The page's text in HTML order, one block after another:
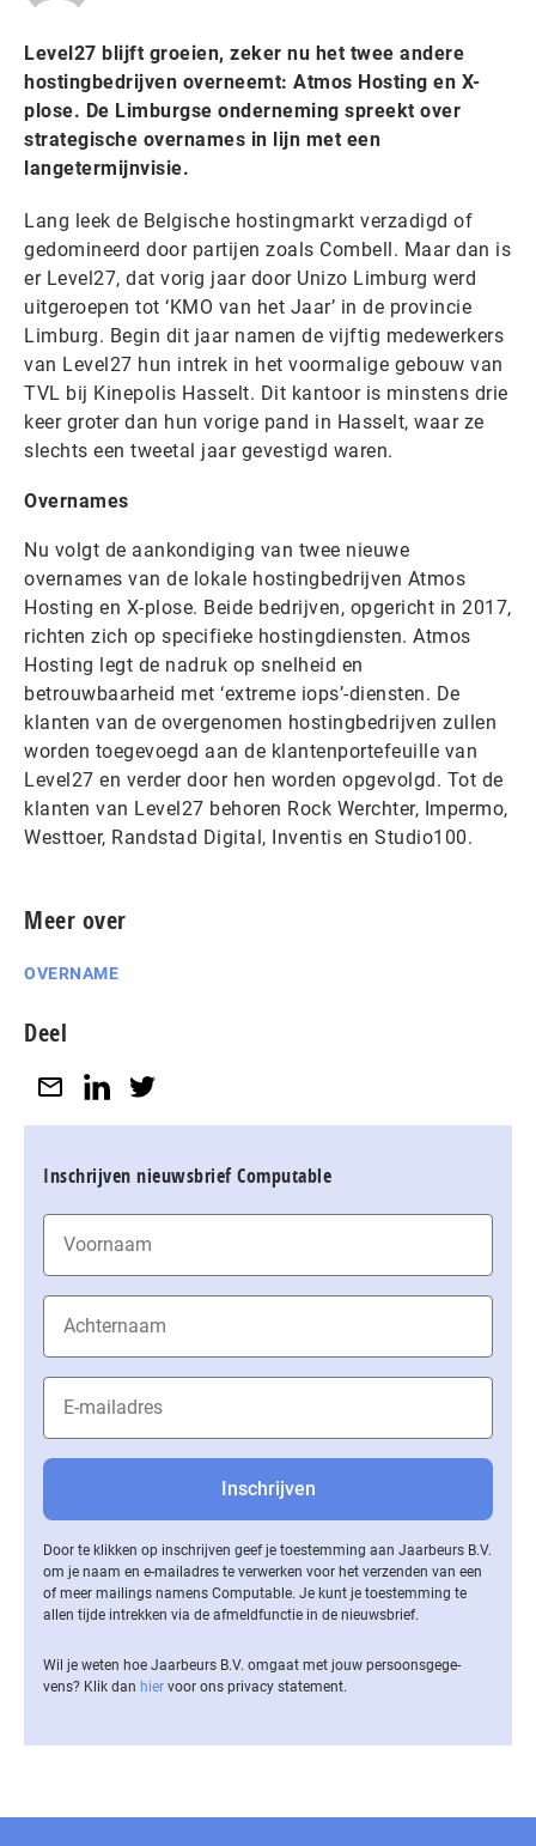
Level27 blijft groeien, zeker nu het twee andere
hostingbedrijven overneemt: Atmos Hosting en X-
plose. De Limburgse onderneming spreekt over
strategische overnames in lijn met een
langetermijnvisie.
Lang leek de Belgische hostingmarkt verzadigd of
gedomineerd door partijen zoals Combell. Maar dan is
er Level27, dat vorig jaar door Unizo Limburg werd
uitgeroepen tot ‘KMO van het Jaar’ in de provincie
Limburg. Begin dit jaar namen de vijftig medewerkers
van Level27 hun intrek in het voormalige gebouw van
TVL bij Kinepolis Hasselt. Dit kantoor is minstens drie
keer groter dan hun vorige pand in Hasselt, waar ze
slechts een tweetal jaar gevestigd waren.
Overnames
Nu volgt de aankondiging van twee nieuwe
overnames van de lokale hostingbedrijven Atmos
Hosting en X-plose. Beide bedrijven, opgericht in 2017,
richten zich op specifieke hostingdiensten. Atmos
Hosting legt de nadruk op snelheid en
betrouwbaarheid met ‘extreme iops’-diensten. De
klanten van de overgenomen hostingbedrijven zullen
worden toegevoegd aan de klantenportefeuille van
Level27 en verder door hen worden opgevolgd. Tot de
klanten van Level27 behoren Rock Werchter, Impermo,
Westtoer, Randstad Digital, Inventis en Studio100.
Meer over
OVERNAME
Deel
Inschrijven nieuwsbrief Computable
Door te klikken op inschrijven geef je toestemming aan Jaarbeurs B.V.
om je naam en e-mailadres te verwerken voor het verzenden van een
of meer mailings namens Computable. Je kunt je toestemming te
allen tijde intrekken via de af­meld­func­tie in de nieuwsbrief.
Wil je weten hoe Jaarbeurs B.V. omgaat met jouw per­soons­ge­ge­
vens? Klik dan hier voor ons privacy statement.